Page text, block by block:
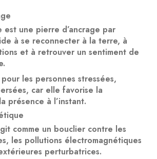
est une pierre d’ancrage par
à se reconnecter à la terre, à
et à retrouver un sentiment de
les personnes stressées,
, car elle favorise la
présence à l’instant.
comme un bouclier contre les
les pollutions électromagnétiques
perturbatrices.